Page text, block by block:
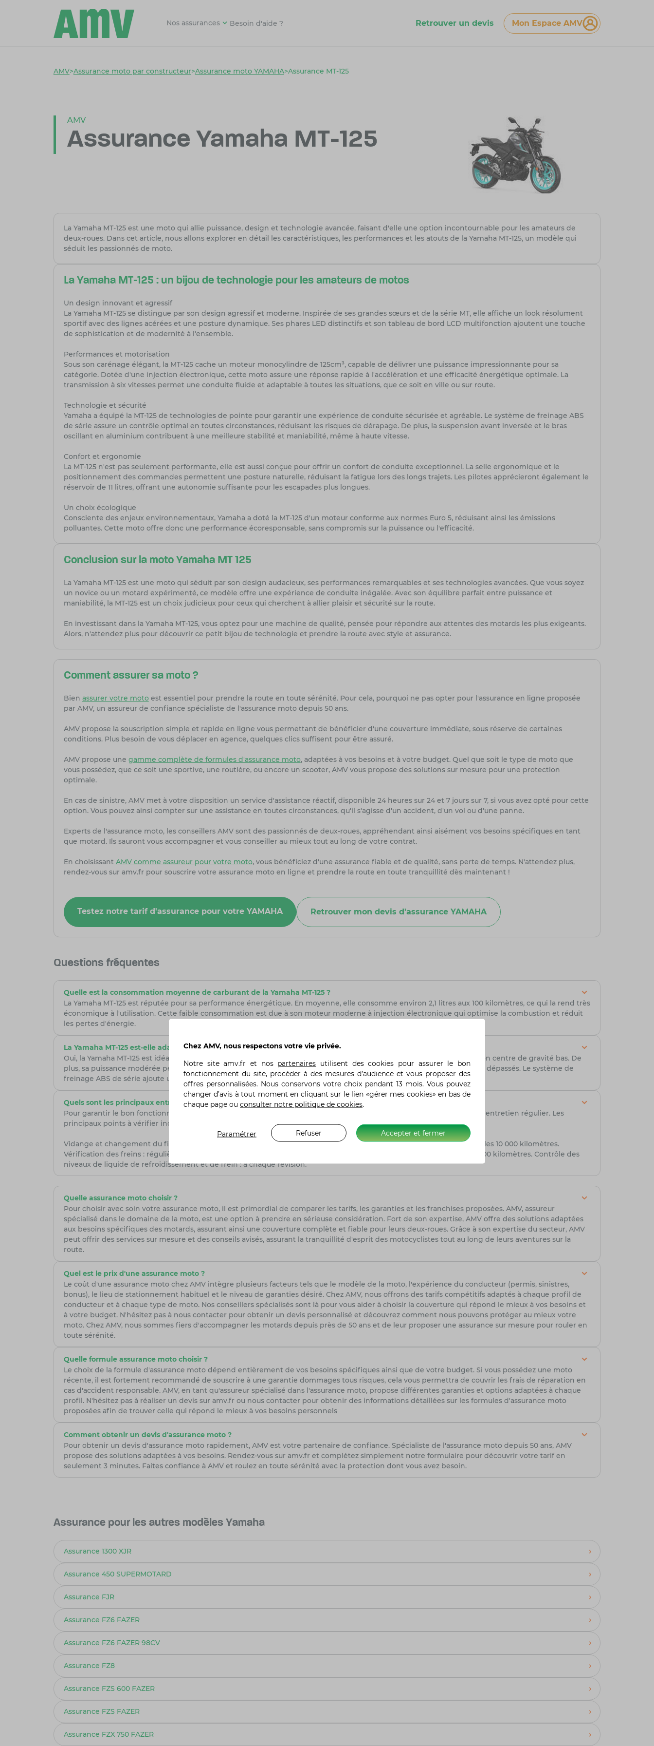
Nos assurances Besoin d'aide ? Retrouver un devis Mon Espace AMV
AMV>Assurance moto par constructeur>Assurance moto YAMAHA>Assurance MT-125
AMV
Assurance Yamaha MT-125
La Yamaha MT-125 est une moto qui allie puissance, design et technologie avancée, faisant d'elle une option incontournable pour les amateurs de
deux-roues. Dans cet article, nous allons explorer en détail les caractéristiques, les performances et les atouts de la Yamaha MT-125, un modèle qui
séduit les passionnés de moto.
La Yamaha MT-125 : un bijou de technologie pour les amateurs de motos
Un design innovant et agressif
La Yamaha MT-125 se distingue par son design agressif et moderne. Inspirée de ses grandes sœurs et de la série MT, elle affiche un look résolument
sportif avec des lignes acérées et une posture dynamique. Ses phares LED distinctifs et son tableau de bord LCD multifonction ajoutent une touche
de sophistication et de modernité à l'ensemble.
Performances et motorisation
Sous son carénage élégant, la MT-125 cache un moteur monocylindre de 125cm³, capable de délivrer une puissance impressionnante pour sa
catégorie. Dotée d'une injection électronique, cette moto assure une réponse rapide à l'accélération et une efficacité énergétique optimale. La
transmission à six vitesses permet une conduite fluide et adaptable à toutes les situations, que ce soit en ville ou sur route.
Technologie et sécurité
Yamaha a équipé la MT-125 de technologies de pointe pour garantir une expérience de conduite sécurisée et agréable. Le système de freinage ABS
de série assure un contrôle optimal en toutes circonstances, réduisant les risques de dérapage. De plus, la suspension avant inversée et le bras
oscillant en aluminium contribuent à une meilleure stabilité et maniabilité, même à haute vitesse.
Confort et ergonomie
La MT-125 n'est pas seulement performante, elle est aussi conçue pour offrir un confort de conduite exceptionnel. La selle ergonomique et le
positionnement des commandes permettent une posture naturelle, réduisant la fatigue lors des longs trajets. Les pilotes apprécieront également le
réservoir de 11 litres, offrant une autonomie suffisante pour les escapades plus longues.
Un choix écologique
Consciente des enjeux environnementaux, Yamaha a doté la MT-125 d'un moteur conforme aux normes Euro 5, réduisant ainsi les émissions
polluantes. Cette moto offre donc une performance écoresponsable, sans compromis sur la puissance ou l'efficacité.
Conclusion sur la moto Yamaha MT 125
La Yamaha MT-125 est une moto qui séduit par son design audacieux, ses performances remarquables et ses technologies avancées. Que vous soyez
un novice ou un motard expérimenté, ce modèle offre une expérience de conduite inégalée. Avec son équilibre parfait entre puissance et
maniabilité, la MT-125 est un choix judicieux pour ceux qui cherchent à allier plaisir et sécurité sur la route.
En investissant dans la Yamaha MT-125, vous optez pour une machine de qualité, pensée pour répondre aux attentes des motards les plus exigeants.
Alors, n'attendez plus pour découvrir ce petit bijou de technologie et prendre la route avec style et assurance.
Comment assurer sa moto ?
Bien assurer votre motoest essentiel pour prendre la route en toute sérénité. Pour cela, pourquoi ne pas opter pour l'assurance en ligne proposée
par AMV, un assureur de confiance spécialiste de l'assurance moto depuis 50 ans.
AMV propose la souscription simple et rapide en ligne vous permettant de bénéficier d'une couverture immédiate, sous réserve de certaines
conditions. Plus besoin de vous déplacer en agence, quelques clics suffisent pour être assuré.
AMV propose une gamme complète de formules d'assurance moto, adaptées à vos besoins et à votre budget. Quel que soit le type de moto que
vous possédez, que ce soit une sportive, une routière, ou encore un scooter, AMV vous propose des solutions sur mesure pour une protection
optimale.
En cas de sinistre, AMV met à votre disposition un service d'assistance réactif, disponible 24 heures sur 24 et 7 jours sur 7, si vous avez opté pour cette
option. Vous pouvez ainsi compter sur une assistance en toutes circonstances, qu'il s'agisse d'un accident, d'un vol ou d'une panne.
Experts de l'assurance moto, les conseillers AMV sont des passionnés de deux-roues, appréhendant ainsi aisément vos besoins spécifiques en tant
que motard. Ils sauront vous accompagner et vous conseiller au mieux tout au long de votre contrat.
En choisissant AMV comme assureur pour votre moto, vous bénéficiez d'une assurance fiable et de qualité, sans perte de temps. N'attendez plus,
rendez-vous sur amv.fr pour souscrire votre assurance moto en ligne et prendre la route en toute tranquillité dès maintenant !
Testez notre tarif d'assurance pour votre YAMAHA Retrouver mon devis d'assurance YAMAHA
Questions fréquentes
Quelle est la consommation moyenne de carburant de la Yamaha MT-125 ?
La Yamaha MT-125 est réputée pour sa performance énergétique. En moyenne, elle consomme environ 2,1 litres aux 100 kilomètres, ce qui la rend très
économique à l'utilisation. Cette faible consommation est due à son moteur moderne à injection électronique qui optimise la combustion et réduit
les pertes d'énergie.
La Yamaha MT-125 est-elle adaptée aux débutants ?
Oui, la Yamaha MT-125 est idéale pour les débutants. Elle offre une maniabilité exceptionnelle grâce à sa légèreté et à son centre de gravité bas. De
plus, sa puissance modérée permet aux nouveaux motards de se familiariser avec la conduite d'une moto sans se sentir dépassés. Le système de
freinage ABS de série ajoute un niveau de sécurité supplémentaire, crucial pour les pilotes novices.
Quels sont les principaux entretiens à effectuer sur la Yamaha MT-125 ?
Pour garantir le bon fonctionnement et la longévité de votre Yamaha MT-125, il est essentiel de suivre un programme d'entretien régulier. Les
principaux points à vérifier incluent :
Vidange et changement du filtre à huile : tous les 5 000 à 6 000 kilomètres. Inspection et nettoyage du filtre à air : tous les 10 000 kilomètres.
Vérification des freins : régulièrement pour s'assurer de leur bon état. Tension et lubrification de la chaîne : toutes les 500 kilomètres. Contrôle des
niveaux de liquide de refroidissement et de frein : à chaque révision.
Quelle assurance moto choisir ?
Pour choisir avec soin votre assurance moto, il est primordial de comparer les tarifs, les garanties et les franchises proposées. AMV, assureur
spécialisé dans le domaine de la moto, est une option à prendre en sérieuse considération. Fort de son expertise, AMV offre des solutions adaptées
aux besoins spécifiques des motards, assurant ainsi une couverture complète et fiable pour leurs deux-roues. Grâce à son expertise du secteur, AMV
peut offrir des services sur mesure et des conseils avisés, assurant la tranquillité d'esprit des motocyclistes tout au long de leurs aventures sur la
route.
Quel est le prix d'une assurance moto ?
Le coût d'une assurance moto chez AMV intègre plusieurs facteurs tels que le modèle de la moto, l'expérience du conducteur (permis, sinistres,
bonus), le lieu de stationnement habituel et le niveau de garanties désiré. Chez AMV, nous offrons des tarifs compétitifs adaptés à chaque profil de
conducteur et à chaque type de moto. Nos conseillers spécialisés sont là pour vous aider à choisir la couverture qui répond le mieux à vos besoins et
à votre budget. N'hésitez pas à nous contacter pour obtenir un devis personnalisé et découvrez comment nous pouvons protéger au mieux votre
moto. Chez AMV, nous sommes fiers d'accompagner les motards depuis près de 50 ans et de leur proposer une assurance sur mesure pour rouler en
toute sérénité.
Quelle formule assurance moto choisir ?
Le choix de la formule d'assurance moto dépend entièrement de vos besoins spécifiques ainsi que de votre budget. Si vous possédez une moto
récente, il est fortement recommandé de souscrire à une garantie dommages tous risques, cela vous permettra de couvrir les frais de réparation en
cas d'accident responsable. AMV, en tant qu'assureur spécialisé dans l'assurance moto, propose différentes garanties et options adaptées à chaque
profil. N'hésitez pas à réaliser un devis sur amv.fr ou nous contacter pour obtenir des informations détaillées sur les formules d'assurance moto
proposées afin de trouver celle qui répond le mieux à vos besoins personnels
Comment obtenir un devis d'assurance moto ?
Pour obtenir un devis d'assurance moto rapidement, AMV est votre partenaire de confiance. Spécialiste de l'assurance moto depuis 50 ans, AMV
propose des solutions adaptées à vos besoins. Rendez-vous sur amv.fr et complétez simplement notre formulaire pour découvrir votre tarif en
seulement 3 minutes. Faites confiance à AMV et roulez en toute sérénité avec la protection dont vous avez besoin.
Assurance pour les autres modèles Yamaha
Assurance 1300 XJR
Assurance 450 SUPERMOTARD
Assurance FJR
Assurance FZ6 FAZER
Assurance FZ6 FAZER 98CV
Assurance FZ8
Assurance FZS 600 FAZER
Assurance FZS FAZER
Assurance FZX 750 FAZER
Chez AMV, nous respectons votre vie privée.
Notre siteamv.fr et nos partenaires utilisent des cookies pour assurer le bon
fonctionnement du site, procéder à des mesures d’audience et vous proposer des
offres personnalisées. Nous conservons votre choix pendant 13 mois. Vous pouvez
changer d’avis à tout moment en cliquant sur le lien «gérer mes cookies» en bas de
chaque page ou consulter notre politique de cookies.
Accepter et fermer
Refuser
Paramétrer